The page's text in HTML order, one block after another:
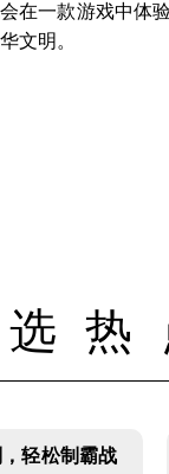
在一款游戏中
文明。
热
轻松制霸战